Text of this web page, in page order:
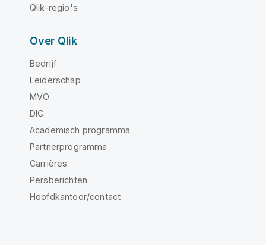
Qlik-regio's
Over Qlik
Bedrijf
Leiderschap
MVO
DIG
Academisch programma
Partnerprogramma
Carrières
Persberichten
Hoofdkantoor/contact